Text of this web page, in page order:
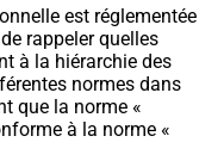
est réglementée
rappeler quelles
à la hiérarchie des
normes dans
que la norme «
à la norme «